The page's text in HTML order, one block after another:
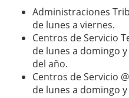
Administraciones
de lunes a viernes.
Centros de Servicio
de lunes a domingo
del año.
Centros de Servicio
de lunes a domingo